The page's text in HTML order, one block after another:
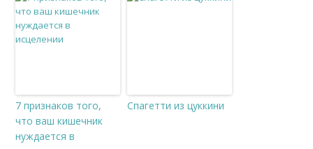
7 признаков того,
что ваш кишечник
нуждается в
Спагетти из цуккини